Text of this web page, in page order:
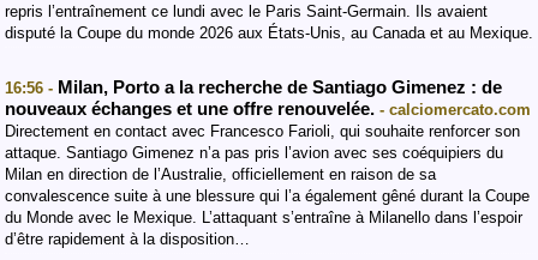
repris l’entraînement ce lundi avec le Paris Saint-Germain. Ils avaient
disputé la Coupe du monde 2026 aux États-Unis, au Canada et au Mexique.
16:56 - Milan, Porto a la recherche de Santiago Gimenez : de
nouveaux échanges et une offre renouvelée. - calciomercato.com
Directement en contact avec Francesco Farioli, qui souhaite renforcer son
attaque. Santiago Gimenez n’a pas pris l’avion avec ses coéquipiers du
Milan en direction de l’Australie, officiellement en raison de sa
convalescence suite à une blessure qui l’a également gêné durant la Coupe
du Monde avec le Mexique. L’attaquant s’entraîne à Milanello dans l’espoir
d’être rapidement à la disposition…